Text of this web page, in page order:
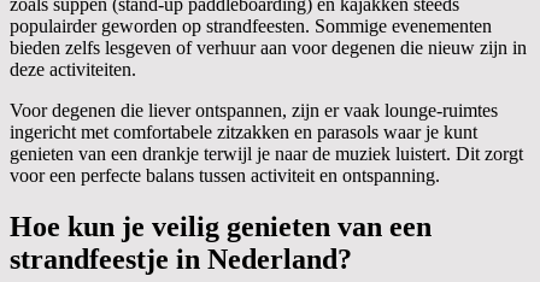
populairder geworden op strandfeesten. Sommige evenementen
bieden zelfs lesgeven of verhuur aan voor degenen die nieuw zijn in
deze activiteiten.
Voor degenen die liever ontspannen, zijn er vaak lounge-ruimtes
ingericht met comfortabele zitzakken en parasols waar je kunt
genieten van een drankje terwijl je naar de muziek luistert. Dit zorgt
voor een perfecte balans tussen activiteit en ontspanning.
Hoe kun je veilig genieten van een
strandfeestje in Nederland?